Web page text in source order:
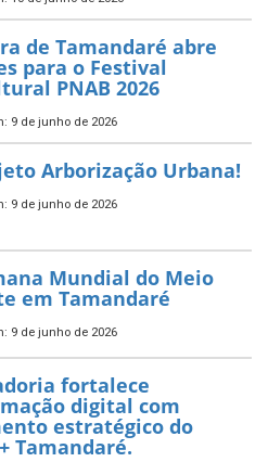
conquista Selo
do Sebrae pelo
ano consecutivo e
excelência no apoio ao
10 de junho de 2026
para
a saúde pública do
10 de junho de 2026
de Tamandaré abre
para o Festival
PNAB 2026